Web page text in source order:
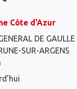
Côte d'Azur
DE GAULLE
SUR-ARGENS